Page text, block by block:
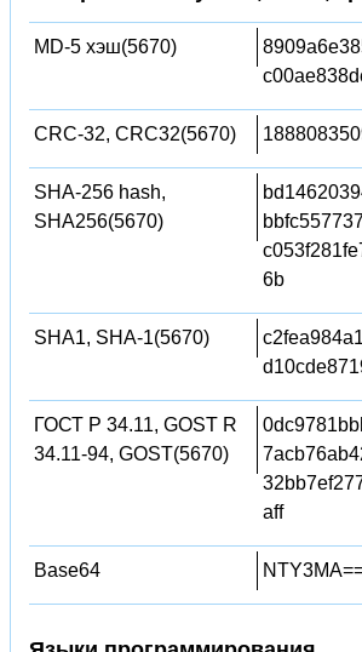
MD-5 хэш(5670)
CRC-32, CRC32(5670)
SHA-256 hash,
SHA256(5670)
6b
SHA1, SHA-1(5670)
ГОСТ Р 34.11, GOST R
34.11-94, GOST(5670)
aff
Base64